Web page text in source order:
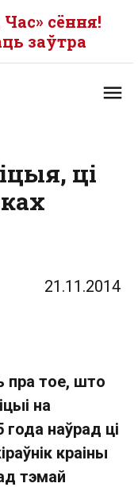
сёння!
заўтра
ці
21.11.2014
пра тое, што
на
года наўрад ці
краіны
тэмай